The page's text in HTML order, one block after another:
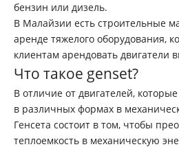
бензин или дизель.
В Малайзии есть строительные
аренде тяжелого оборудования,
клиентам арендовать двигатели
Что такое genset?
В отличие от двигателей,
в различных формах в
Генсета состоит в том, чтобы
теплоемкость в механическую